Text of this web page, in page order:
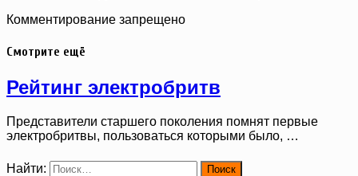
Комментирование запрещено
Смотрите ещё
Рейтинг электробритв
Представители старшего поколения помнят первые
электробритвы, пользоваться которыми было, …
Найти: